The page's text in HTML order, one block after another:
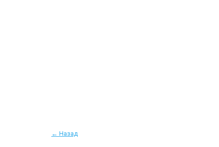
← Назад